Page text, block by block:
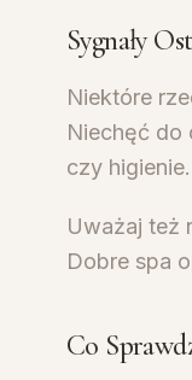
Sygnały
Niektóre
Niechęć do
czy
Uważaj też
Dobre spa
Co